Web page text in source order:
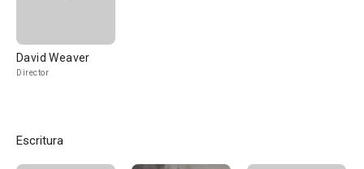
David Weaver
Director
Escritura